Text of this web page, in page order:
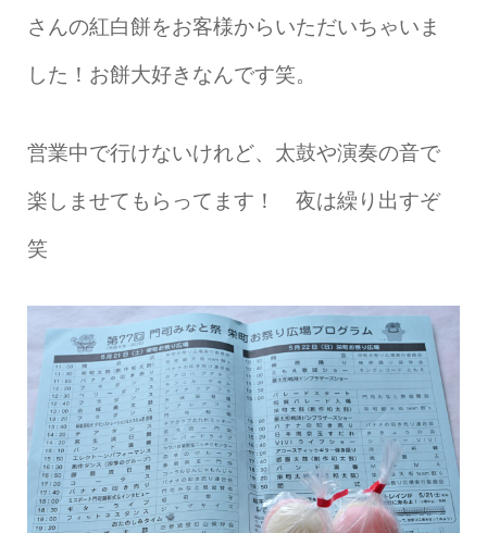
さんの紅白餅をお客様からいただいちゃいま
した！お餅大好きなんです笑。
営業中で行けないけれど、太鼓や演奏の音で
楽しませてもらってます！ 夜は繰り出すぞ
笑